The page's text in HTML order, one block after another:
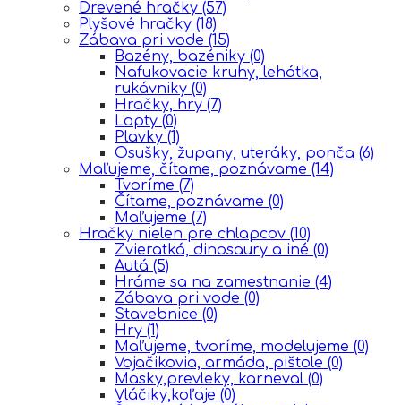
Drevené hračky (57)
Plyšové hračky (18)
Zábava pri vode (15)
Bazény, bazéniky (0)
Nafukovacie kruhy, lehátka,
rukávniky (0)
Hračky, hry (7)
Lopty (0)
Plavky (1)
Osušky, župany, uteráky, ponča (6)
Maľujeme, čítame, poznávame (14)
Tvoríme (7)
Čítame, poznávame (0)
Maľujeme (7)
Hračky nielen pre chlapcov (10)
Zvieratká, dinosaury a iné (0)
Autá (5)
Hráme sa na zamestnanie (4)
Zábava pri vode (0)
Stavebnice (0)
Hry (1)
Maľujeme, tvoríme, modelujeme (0)
Vojačikovia, armáda, pištole (0)
Masky,prevleky, karneval (0)
Vláčiky,koľaje (0)